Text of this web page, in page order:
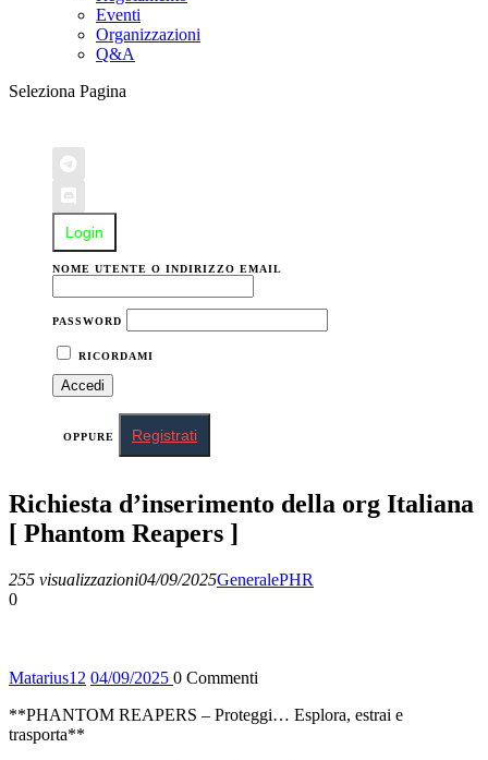
Eventi
Organizzazioni
Q&A
Seleziona Pagina
Login
NOME UTENTE O INDIRIZZO EMAIL
PASSWORD
RICORDAMI
OPPURE Registrati
Richiesta d’inserimento della org Italiana
[ Phantom Reapers ]
255 visualizzazioni04/09/2025GeneralePHR
0
Matarius12 04/09/2025 0 Commenti
**PHANTOM REAPERS – Proteggi… Esplora, estrai e
trasporta**